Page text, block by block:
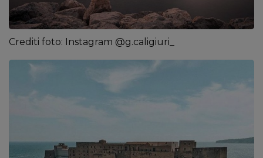
Crediti foto: Instagram @g.caligiuri_